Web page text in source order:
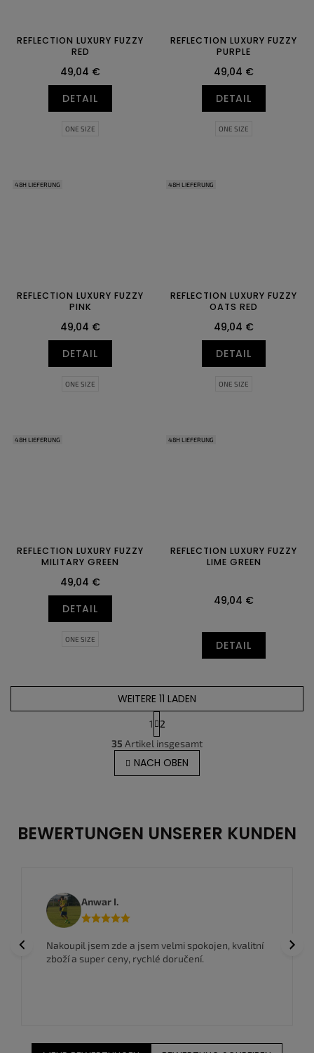
REFLECTION LUXURY FUZZY
RED
49,04 €
DETAIL
ONE SIZE
REFLECTION LUXURY FUZZY
PURPLE
49,04 €
DETAIL
ONE SIZE
48H LIEFERUNG
REFLECTION LUXURY FUZZY
PINK
49,04 €
DETAIL
ONE SIZE
48H LIEFERUNG
REFLECTION LUXURY FUZZY
OATS RED
49,04 €
DETAIL
ONE SIZE
48H LIEFERUNG
REFLECTION LUXURY FUZZY
MILITARY GREEN
49,04 €
DETAIL
ONE SIZE
48H LIEFERUNG
REFLECTION LUXURY FUZZY
LIME GREEN
49,04 €
DETAIL
S
t
e
u
l
e
r
L
WEITERE 11 LADEN
P
a
g
i
n
i
n
g
1
2
35 Artikel insgesamt
NACH OBEN
BEWERTUNGEN UNSERER KUNDEN
Previous
Anwar I.
Nakoupil jsem zde a jsem velmi spokojen, kvalitní
zboží a super ceny, rychlé doručení.
Next